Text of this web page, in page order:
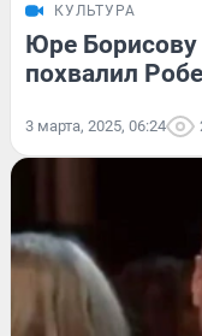
КУЛЬТУРА
Юре Борисову
похвалил
3 марта, 2025, 06:24